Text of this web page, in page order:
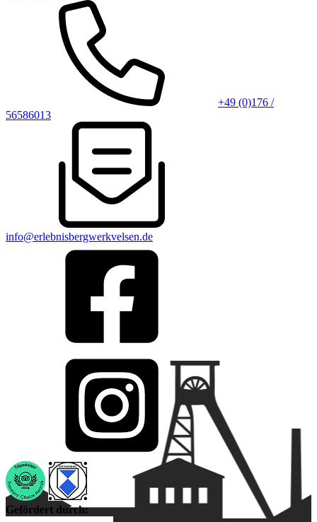
+49 (0)176 /
56586013
info@erlebnisbergwerkvelsen.de
Gefördert durch: